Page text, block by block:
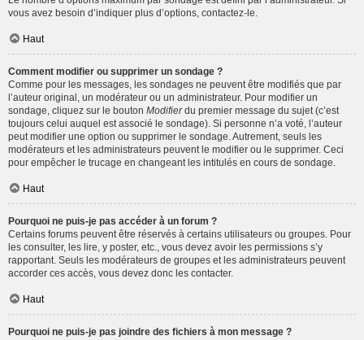
vous avez besoin d’indiquer plus d’options, contactez-le.
Haut
Comment modifier ou supprimer un sondage ?
Comme pour les messages, les sondages ne peuvent être modifiés que par
l’auteur original, un modérateur ou un administrateur. Pour modifier un
sondage, cliquez sur le bouton Modifierdu premier message du sujet (c’est
toujours celui auquel est associé le sondage). Si personne n’a voté, l’auteur
peut modifier une option ou supprimer le sondage. Autrement, seuls les
modérateurs et les administrateurs peuvent le modifier ou le supprimer. Ceci
pour empêcher le trucage en changeant les intitulés en cours de sondage.
Haut
Pourquoi ne puis-je pas accéder à un forum ?
Certains forums peuvent être réservés à certains utilisateurs ou groupes. Pour
les consulter, les lire, y poster, etc., vous devez avoir les permissions s’y
rapportant. Seuls les modérateurs de groupes et les administrateurs peuvent
accorder ces accès, vous devez donc les contacter.
Haut
Pourquoi ne puis-je pas joindre des fichiers à mon message ?